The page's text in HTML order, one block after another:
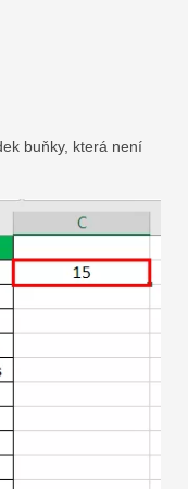
buňky, která není